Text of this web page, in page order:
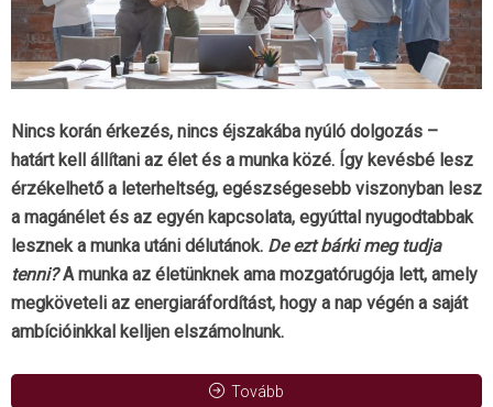
Nincs korán érkezés, nincs éjszakába nyúló dolgozás –
határt kell állítani az élet és a munka közé. Így kevésbé lesz
érzékelhető a leterheltség, egészségesebb viszonyban lesz
a magánélet és az egyén kapcsolata, egyúttal nyugodtabbak
lesznek a munka utáni délutánok. De ezt bárki meg tudja
tenni?A munka az életünknek ama mozgatórugója lett, amely
megköveteli az energiaráfordítást, hogy a nap végén a saját
ambícióinkkal kelljen elszámolnunk.
Tovább